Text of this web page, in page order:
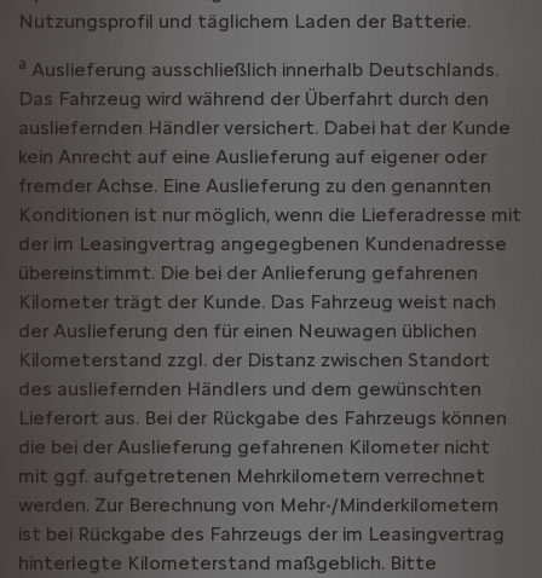
Nutzungsprofil und täglichem Laden der Batterie.
a Auslieferung ausschließlich innerhalb Deutschlands.
Das Fahrzeug wird während der Überfahrt durch den
ausliefernden Händler versichert. Dabei hat der Kunde
kein Anrecht auf eine Auslieferung auf eigener oder
fremder Achse. Eine Auslieferung zu den genannten
Konditionen ist nur möglich, wenn die Lieferadresse mit
der im Leasingvertrag angegegbenen Kundenadresse
übereinstimmt. Die bei der Anlieferung gefahrenen
Kilometer trägt der Kunde. Das Fahrzeug weist nach
der Auslieferung den für einen Neuwagen üblichen
Kilometerstand zzgl. der Distanz zwischen Standort
des ausliefernden Händlers und dem gewünschten
Lieferort aus. Bei der Rückgabe des Fahrzeugs können
die bei der Auslieferung gefahrenen Kilometer nicht
mit ggf. aufgetretenen Mehrkilometern verrechnet
werden. Zur Berechnung von Mehr-/Minderkilometern
ist bei Rückgabe des Fahrzeugs der im Leasingvertrag
hinterlegte Kilometerstand maßgeblich. Bitte